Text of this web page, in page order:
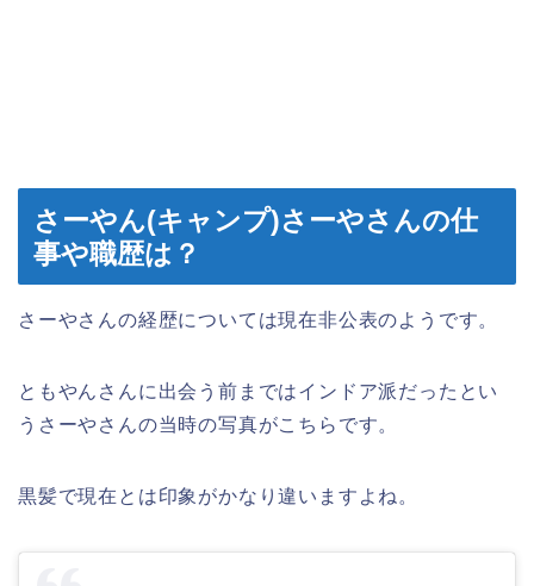
さーやん(キャンプ)さーやさんの仕
事や職歴は？
さーやさんの経歴については現在非公表のようです。
ともやんさんに出会う前まではインドア派だったとい
うさーやさんの当時の写真がこちらです。
黒髪で現在とは印象がかなり違いますよね。